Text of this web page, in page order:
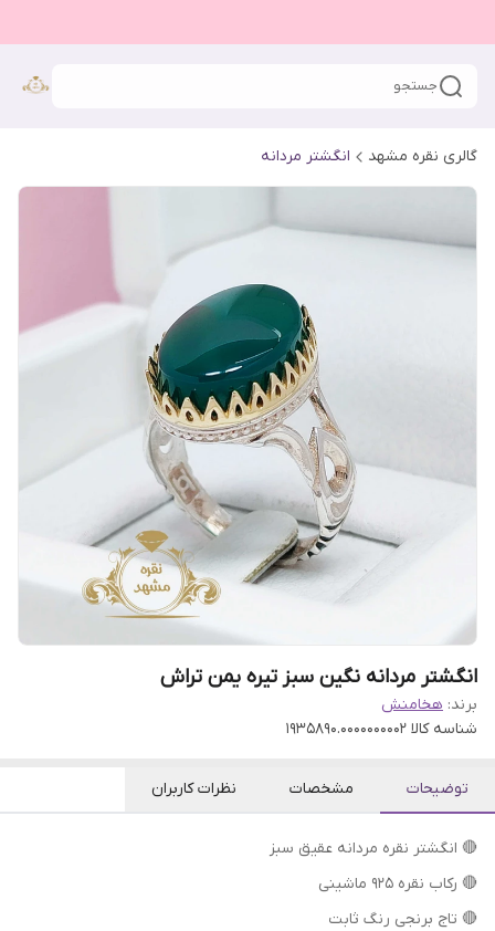
جستجو
گالری نقره مشهد انگشتر مردانه
انگشتر مردانه نگین سبز تیره یمن تراش
برند: هخامنش
شناسه کالا 1935890.0000000002
توضیحات مشخصات نظرات کاربران
🔴 انگشتر نقره مردانه عقیق سبز
🔴 رکاب نقره 925 ماشینی
🔴 تاج برنجی رنگ ثابت